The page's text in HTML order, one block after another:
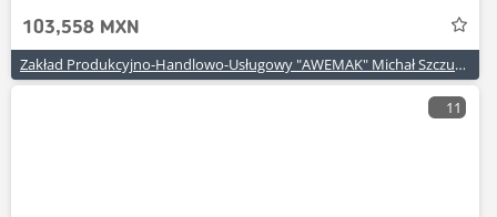
103,558 MXN
Zakład Produkcyjno-Handlowo-Usługowy "AWEMAK" Michał Szczuraszek
11